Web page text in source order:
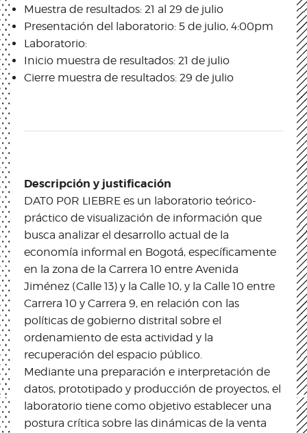
Muestra de resultados: 21 al 29 de julio
Presentación del laboratorio: 5 de julio, 4:00pm
Laboratorio:
Inicio muestra de resultados: 21 de julio
Cierre muestra de resultados: 29 de julio
Descripción y justificación
DAT0 P0R LIEBRE es un laboratorio teórico-
práctico de visualización de información que
busca analizar el desarrollo actual de la
economía informal en Bogotá, específicamente
en la zona de la Carrera 10 entre Avenida
Jiménez (Calle 13) y la Calle 10, y la Calle 10 entre
Carrera 10 y Carrera 9, en relación con las
políticas de gobierno distrital sobre el
ordenamiento de esta actividad y la
recuperación del espacio público.
Mediante una preparación e interpretación de
datos, prototipado y producción de proyectos, el
laboratorio tiene como objetivo establecer una
postura crítica sobre las dinámicas de la venta